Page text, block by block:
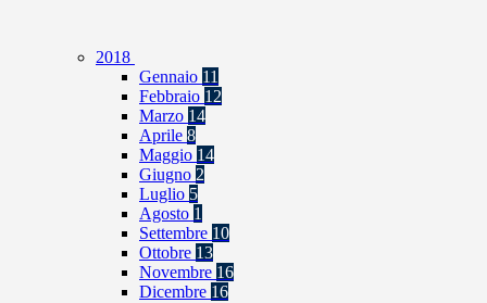
2018
Gennaio 11
Febbraio 12
Marzo 14
Aprile 8
Maggio 14
Giugno 2
Luglio 5
Agosto 1
Settembre 10
Ottobre 13
Novembre 16
Dicembre 16